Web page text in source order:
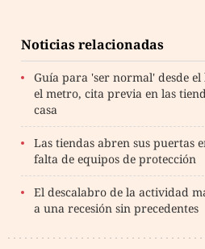
Noticias relacionadas
Guía para 'ser normal' desde
el metro, cita previa en las
casa
Las tiendas abren sus puertas
falta de equipos de protección
El descalabro de la actividad
a una recesión sin precedentes